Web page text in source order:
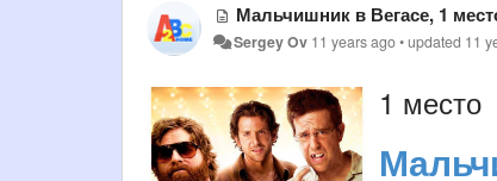
Мальчишник в Вегасе, 1
Sergey Ov 11 years ago•updated 11
1 место